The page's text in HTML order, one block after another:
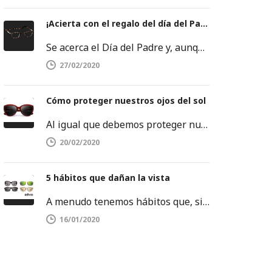
¡Acierta con el regalo del día del Padre!
Se acerca el Día del Padre y, aunque a veces se nos agoten las ideas, no debemos rendirnos. Este es…
27/02/2020
Cómo proteger nuestros ojos del sol
Al igual que debemos proteger nuestra piel del sol, también es importante proteger nuestros ojos. Los rayos ultravioletas pueden dañar…
20/02/2020
5 hábitos que dañan la vista
A menudo tenemos hábitos que, sin darnos cuenta, dañan la salud de nuestros ojos. Es por ello que debemos tenerlos…
16/01/2020